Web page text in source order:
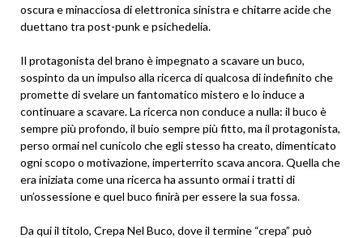
oscura e minacciosa di elettronica sinistra e chitarre acide che
duettano tra post-punk e psichedelia.
Il protagonista del brano è impegnato a scavare un buco,
sospinto da un impulso alla ricerca di qualcosa di indefinito che
promette di svelare un fantomatico mistero e lo induce a
continuare a scavare. La ricerca non conduce a nulla: il buco è
sempre più profondo, il buio sempre più fitto, ma il protagonista,
perso ormai nel cunicolo che egli stesso ha creato, dimenticato
ogni scopo o motivazione, imperterrito scava ancora. Quella che
era iniziata come una ricerca ha assunto ormai i tratti di
un’ossessione e quel buco finirà per essere la sua fossa.
Da qui il titolo, Crepa Nel Buco, dove il termine “crepa” può